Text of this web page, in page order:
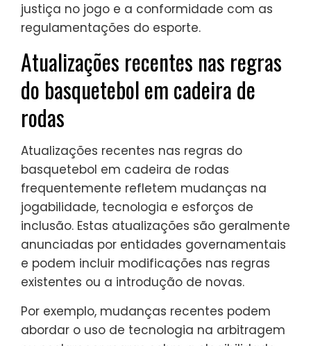
justiça no jogo e a conformidade com as
regulamentações do esporte.
Atualizações recentes nas regras
do basquetebol em cadeira de
rodas
Atualizações recentes nas regras do
basquetebol em cadeira de rodas
frequentemente refletem mudanças na
jogabilidade, tecnologia e esforços de
inclusão. Estas atualizações são geralmente
anunciadas por entidades governamentais
e podem incluir modificações nas regras
existentes ou a introdução de novas.
Por exemplo, mudanças recentes podem
abordar o uso de tecnologia na arbitragem